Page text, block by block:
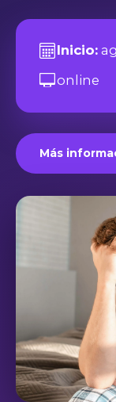
Inicio:
online
Más